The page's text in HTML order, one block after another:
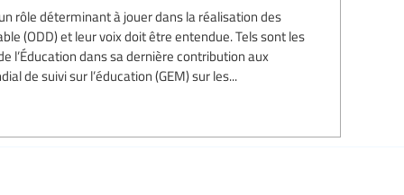
rôle déterminant à jouer dans la réalisation des
(ODD) et leur voix doit être entendue. Tels sont les
l’Éducation dans sa dernière contribution aux
de suivi sur l’éducation (GEM) sur les...